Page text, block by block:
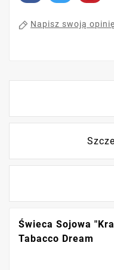
Napisz swoją opinię
Świeca Sojowa
Tabacco Dream